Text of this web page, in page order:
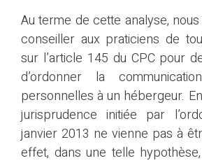
Au terme de cette analyse,
conseiller aux praticiens de
sur l’article 145 du CPC pour
d’ordonner la
personnelles à un hébergeur.
jurisprudence initiée par
janvier 2013 ne vienne pas à
effet, dans une telle